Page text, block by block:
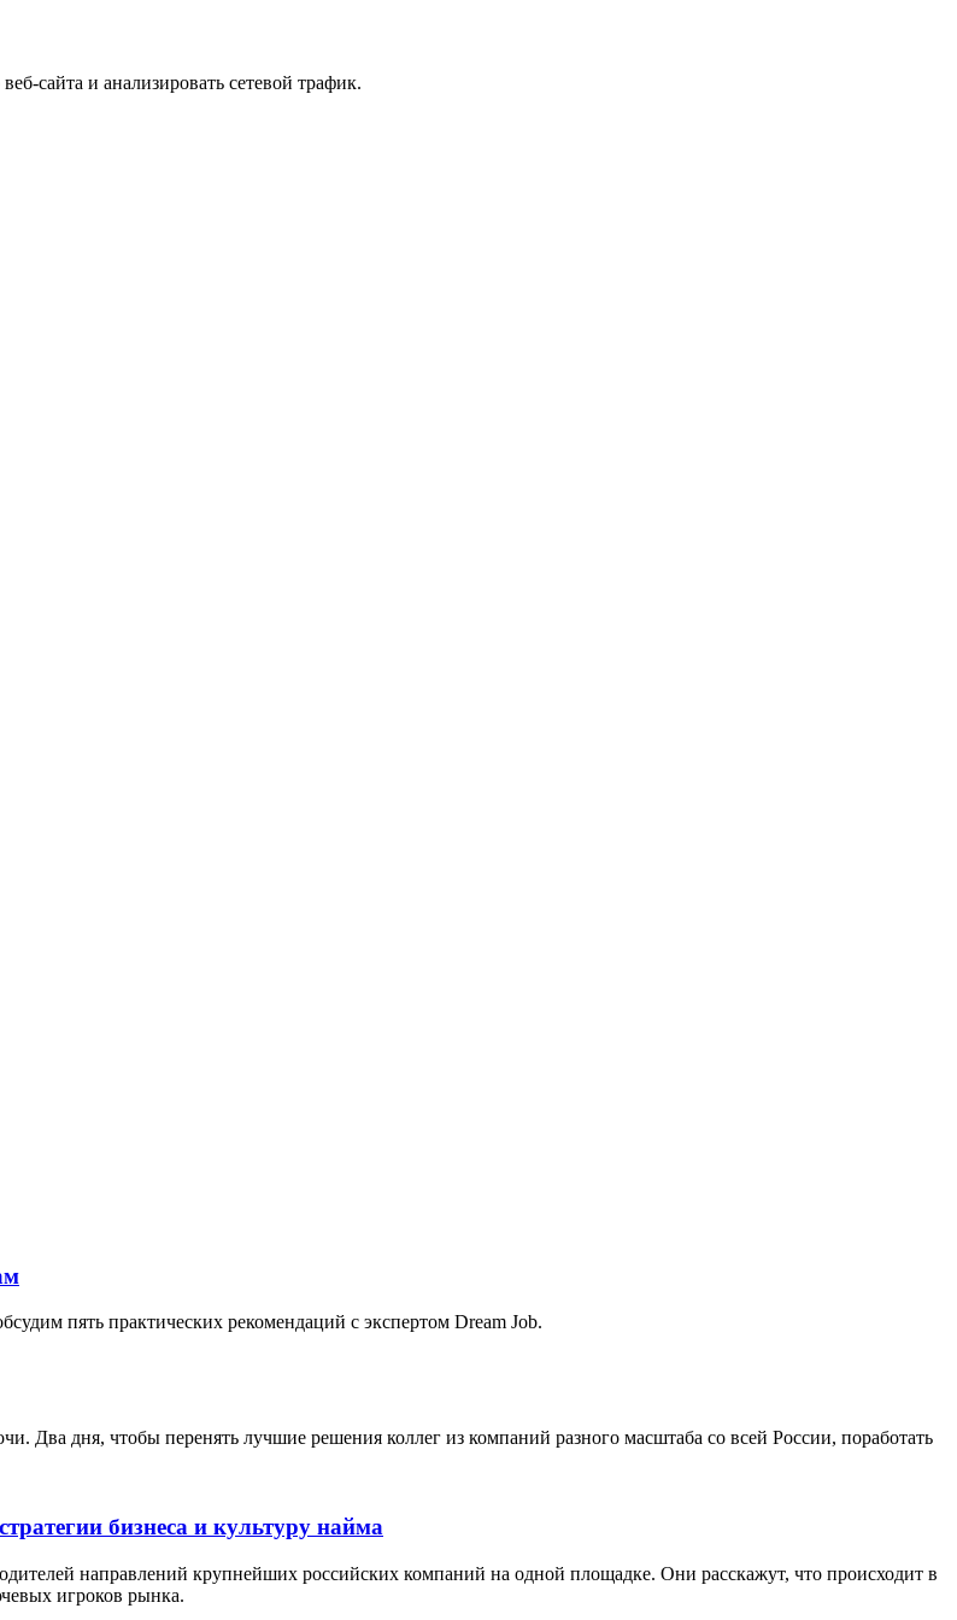
сайта и анализировать сетевой трафик.
пять практических рекомендаций с экспертом Dream Job.
Два дня, чтобы перенять лучшие решения коллег из компаний разного масштаба со всей России, поработать
бизнеса и культуру найма
направлений крупнейших российских компаний на одной площадке. Они расскажут, что происходит в
игроков рынка.